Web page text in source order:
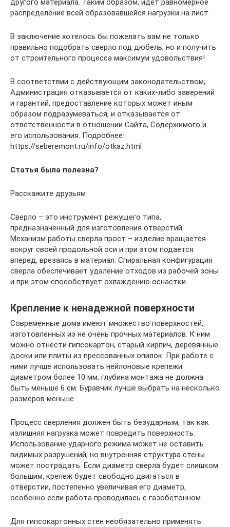
другого материала. Таким образом, идет равномерное
распределение всей образовавшейся нагрузки на лист.
В заключение хотелось бы пожелать вам не только
правильно подобрать сверло под дюбель, но и получить
от строительного процесса максимум удовольствия!
В соответствии с действующим законодательством,
Администрация отказывается от каких-либо заверений
и гарантий, предоставление которых может иным
образом подразумеваться, и отказывается от
ответственности в отношении Сайта, Содержимого и
его использования. Подробнее:
https://seberemont.ru/info/otkaz.html
Статья была полезна?
Расскажите друзьям
Сверло – это инструмент режущего типа,
предназначенный для изготовления отверстий.
Механизм работы сверла прост – изделие вращается
вокруг своей продольной оси и при этом подается
вперед, врезаясь в материал. Спиральная конфигурация
сверла обеспечивает удаление отходов из рабочей зоны
и при этом способствует охлаждению оснастки.
Крепление к ненадежной поверхности
Современные дома имеют множество поверхностей,
изготовленных из не очень прочных материалов. К ним
можно отнести гипсокартон, старый кирпич, деревянные
доски или плиты из прессованных опилок. При работе с
ними лучше использовать нейлоновые крепежи
диаметром более 10 мм, глубина монтажа не должна
быть меньше 6 см. Буравчик лучше выбрать на несколько
размеров меньше.
Процесс сверления должен быть безударным, так как
излишняя нагрузка может повредить поверхность.
Использование ударного режима может не оставить
видимых разрушений, но внутренняя структура стены
может пострадать. Если диаметр сверла будет слишком
большим, крепеж будет свободно двигаться в
отверстии, постепенно увеличивая его диаметр,
особенно если работа проводилась с газобетонном.
Для гипсокартонных стен необязательно применять